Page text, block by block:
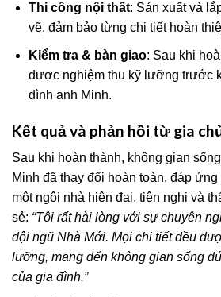
Thi công nội thất: Sản xuất và
vẽ, đảm bảo từng chi tiết hoàn
Kiểm tra & bàn giao: Sau khi
được nghiệm thu kỹ lưỡng trước
đình anh Minh.
Kết quả và phản hồi từ gia
Sau khi hoàn thành, không gian
Minh đã thay đổi hoàn toàn, đáp
một ngôi nhà hiện đại, tiện nghi và
sẻ: “Tôi rất hài lòng với sự chuyên
đội ngũ Nhà Mới. Mọi chi tiết đều
lưỡng, mang đến không gian sống
của gia đình.”